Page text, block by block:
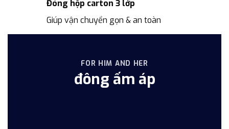
Đóng hộp carton 3 lớp
Giúp vận chuyển gọn & an toàn
FOR HIM AND HER
đông ấm áp